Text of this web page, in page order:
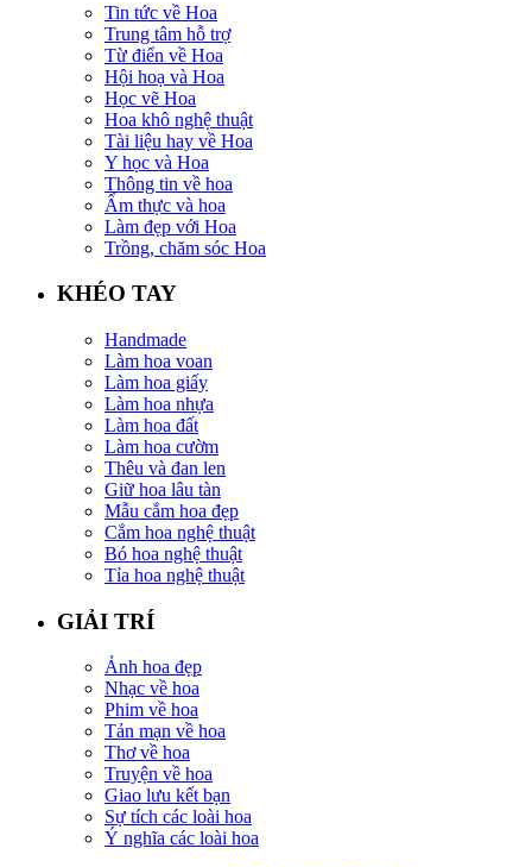
Tin tức về Hoa
Trung tâm hỗ trợ
Từ điển về Hoa
Hội hoạ và Hoa
Học vẽ Hoa
Hoa khô nghệ thuật
Tài liệu hay về Hoa
Y học và Hoa
Thông tin về hoa
Ẩm thực và hoa
Làm đẹp với Hoa
Trồng, chăm sóc Hoa
KHÉO TAY
Handmade
Làm hoa voan
Làm hoa giấy
Làm hoa nhựa
Làm hoa đất
Làm hoa cườm
Thêu và đan len
Giữ hoa lâu tàn
Mẫu cắm hoa đẹp
Cắm hoa nghệ thuật
Bó hoa nghệ thuật
Tỉa hoa nghệ thuật
GIẢI TRÍ
Ảnh hoa đẹp
Nhạc về hoa
Phim về hoa
Tản mạn về hoa
Thơ về hoa
Truyện về hoa
Giao lưu kết bạn
Sự tích các loài hoa
Ý nghĩa các loài hoa